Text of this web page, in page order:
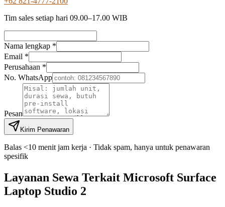
Tim sales setiap hari 09.00–17.00 WIB
Nama lengkap *
Email *
Perusahaan *
No. WhatsApp
Pesan
Kirim Penawaran
Balas <10 menit jam kerja · Tidak spam, hanya untuk penawaran
spesifik
Layanan Sewa Terkait Microsoft Surface
Laptop Studio 2